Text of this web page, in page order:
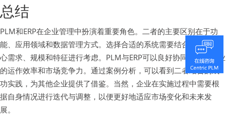
总结
PLM和ERP在企业管理中扮演着重要角色。二者的主要区别在于功
能、应用领域和数据管理方式。选择合适的系统需要结合企业的核
心需求、规模和特征进行考虑。PLM与ERP可以良好协同，提升企业
的运作效率和市场竞争力。通过案例分析，可以看到二者结合的成
功实践，为其他企业提供了借鉴。当然，企业在实施过程中需要根
据自身情况进行迭代与调整，以便更好地适应市场变化和未来发
展。